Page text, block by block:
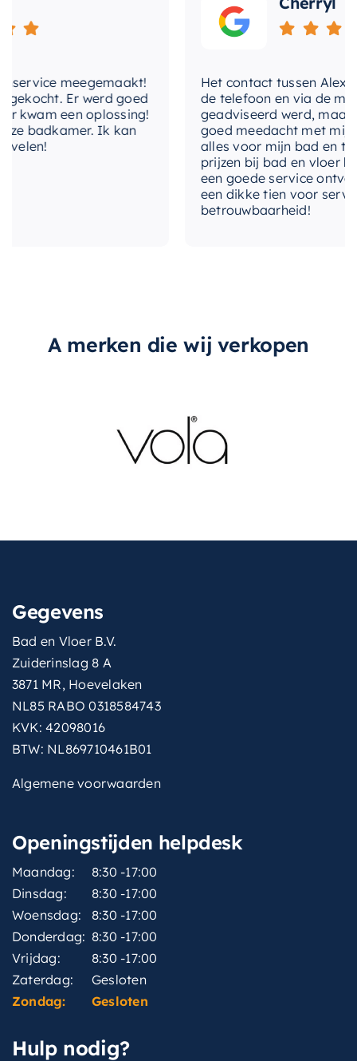
meegemaakt!
Er werd goed
een oplossing!
badkamer. Ik kan
Het contact tussen Alex en
de telefoon en via de mail,
geadviseerd werd, maar
goed meedacht met mij.
alles voor mijn bad en
prijzen bij bad en vloer
een goede service
een dikke tien voor service,
betrouwbaarheid!
A merken die wij verkopen
Gegevens
Bad en Vloer B.V.
Zuiderinslag 8 A
3871 MR, Hoevelaken
NL85 RABO 0318584743
KVK: 42098016
BTW: NL869710461B01
Algemene voorwaarden
Openingstijden helpdesk
Maandag:
8:30 -17:00
Dinsdag:
8:30 -17:00
Woensdag:
8:30 -17:00
Donderdag: 8:30 -17:00
Vrijdag:
8:30 -17:00
Zaterdag:
Gesloten
Zondag:
Gesloten
Hulp nodig?